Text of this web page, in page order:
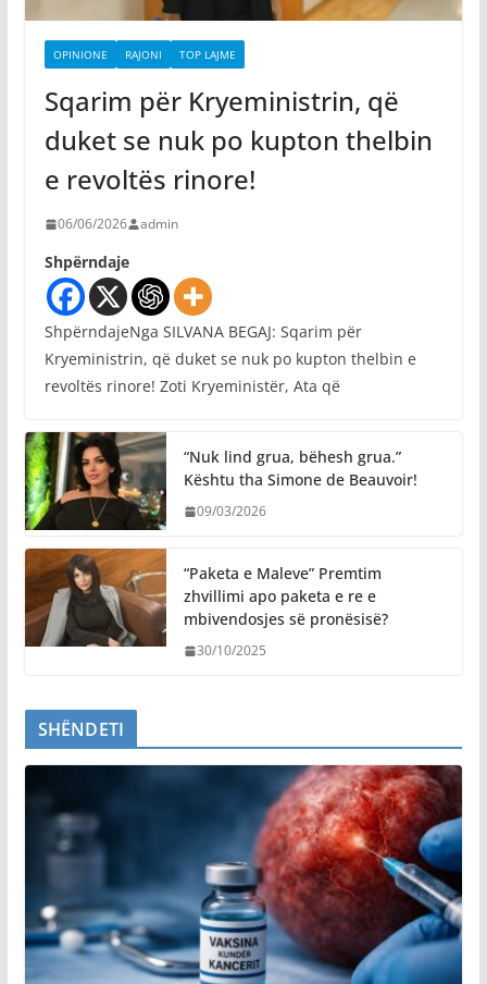
OPINIONE RAJONI TOP LAJME
Sqarim për Kryeministrin, që
duket se nuk po kupton thelbin
e revoltës rinore!
06/06/2026 admin
Shpërndaje
ShpërndajeNga SILVANA BEGAJ: Sqarim për
Kryeministrin, që duket se nuk po kupton thelbin e
revoltës rinore! Zoti Kryeministër, Ata që
“Nuk lind grua, bëhesh grua.”
Kështu tha Simone de Beauvoir!
09/03/2026
“Paketa e Maleve” Premtim
zhvillimi apo paketa e re e
mbivendosjes së pronësisë?
30/10/2025
SHËNDETI